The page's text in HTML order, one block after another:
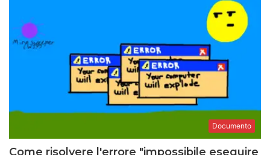
Documento
Come risolvere l'errore "impossibile eseguire